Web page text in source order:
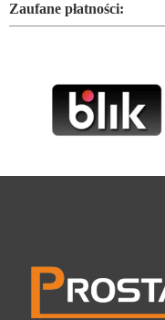
Zaufane płatności: